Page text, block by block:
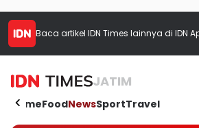
Baca artikel IDN Times lainnya di IDN
JATIM
HomeFoodNewsSportTravel